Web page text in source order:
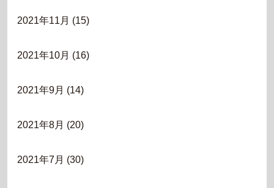
2021年11月 (15)
2021年10月 (16)
2021年9月 (14)
2021年8月 (20)
2021年7月 (30)